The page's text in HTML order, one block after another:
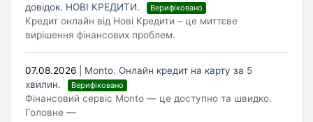
довідок. НОВІ КРЕДИТИ.
Верифіковано
Кредит онлайн від Нові Кредити – це миттєве
вирішення фінансових проблем.
07.08.2026
Monto. Онлайн кредит на карту за 5
хвилин.
Верифіковано
Фінансовий сервіс Monto — це доступно та швидко.
Головне —